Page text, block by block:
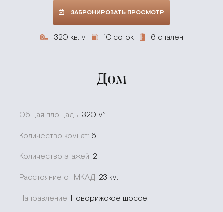
ЗАБРОНИРОВАТЬ ПРОСМОТР
320 кв. м 10 соток 6 спален
Дом
Общая площадь: 320 м²
Количество комнат: 6
Количество этажей: 2
Расстояние от МКАД: 23 км.
Направление: Новорижское шоссе